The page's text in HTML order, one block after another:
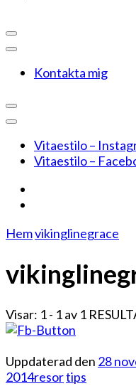
Kontakta mig
Vitaestilo –
Vitaestilo –
Hemvikinglinegrace
Visar: 1 - 1 av 1
Uppdaterad den 28
2014resortips